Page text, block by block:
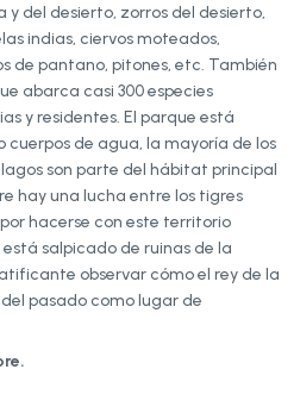
del desierto, zorros del desierto,
indias, ciervos moteados,
de pantano, pitones, etc. También
abarca casi 300 especies
y residentes. El parque está
cuerpos de agua, la mayoría de los
son parte del hábitat principal
hay una lucha entre los tigres
hacerse con este territorio
salpicado de ruinas de la
observar cómo el rey de la
pasado como lugar de